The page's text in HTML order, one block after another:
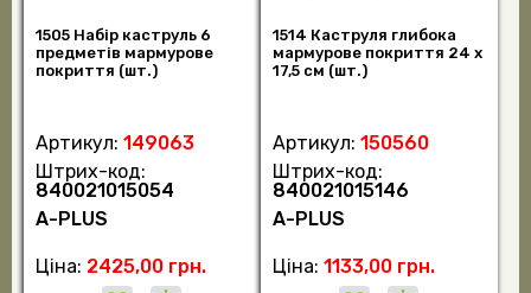
1505 Набір каструль 6
предметів мармурове
покриття (шт.)
Артикул: 149063
Штрих-код:
840021015054
А-PLUS
Ціна: 2425,00 грн.
1514 Каструля глибока
мармурове покриття 24 х
17,5 см (шт.)
Артикул: 150560
Штрих-код:
840021015146
А-PLUS
Ціна: 1133,00 грн.